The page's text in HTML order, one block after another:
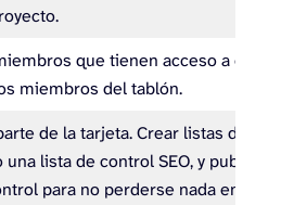
que tienen acceso a
miembros del tablón.
de la tarjeta. Crear listas de
una lista de control SEO, y publicar
para no perderse nada en la